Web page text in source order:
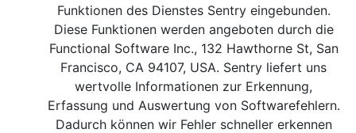
Funktionen des Dienstes Sentry eingebunden.
Diese Funktionen werden angeboten durch die
Functional Software Inc., 132 Hawthorne St, San
Francisco, CA 94107, USA. Sentry liefert uns
wertvolle Informationen zur Erkennung,
Erfassung und Auswertung von Softwarefehlern.
Dadurch können wir Fehler schneller erkennen